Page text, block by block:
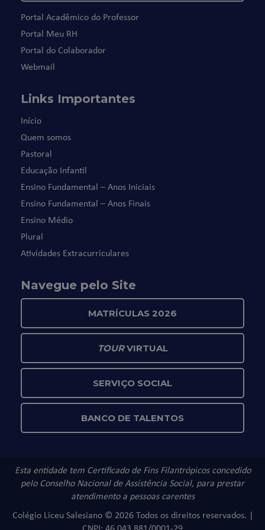
Portal Acadêmico do Professor
Portal Meu RH
Portal do Colaborador
Webmail
Links Importantes
Início
Quem somos
Pastoral
Educação Infantil
Ensino Fundamental – Anos Iniciais
Ensino Fundamental – Anos Finais
Ensino Médio
Plural
Atividades Extracurriculares
Navegue pelo Site
MATRÍCULAS 2026
TOURVIRTUAL
SERVIÇO SOCIAL
BANCO DE TALENTOS
Esta entidade tem Certificado de Fins Filantrópicos concedido
pelo Conselho Nacional de Assistência Social, para prestar
atendimento a pessoas carentes
Colégio Liceu Salesiano © 2026 Todos os direitos reservados. |